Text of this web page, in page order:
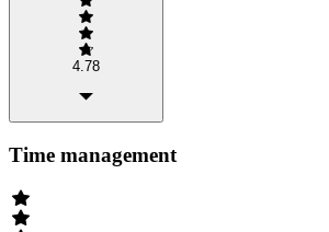
4.78
Time management